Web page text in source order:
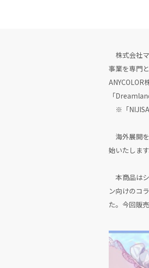
株式会社
事業を専門
「
※「
海外展開
始いたします
本商品は
ン向けのコ
た。今回販